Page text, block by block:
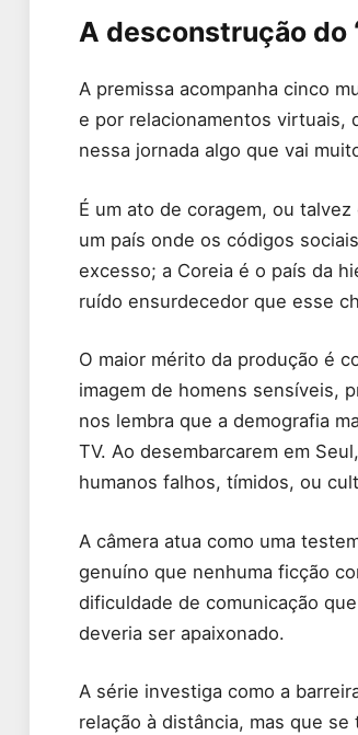
A desconstrução do
A premissa acompanha cinco
e por relacionamentos virtuais,
nessa jornada algo que vai
É um ato de coragem, ou
um país onde os códigos
excesso; a Coreia é o país da
ruído ensurdecedor que esse
O maior mérito da produção é
imagem de homens sensíveis,
nos lembra que a demografia
TV. Ao desembarcarem em
humanos falhos, tímidos, ou
A câmera atua como uma
genuíno que nenhuma ficção
dificuldade de comunicação
deveria ser apaixonado.
A série investiga como a
relação à distância, mas que